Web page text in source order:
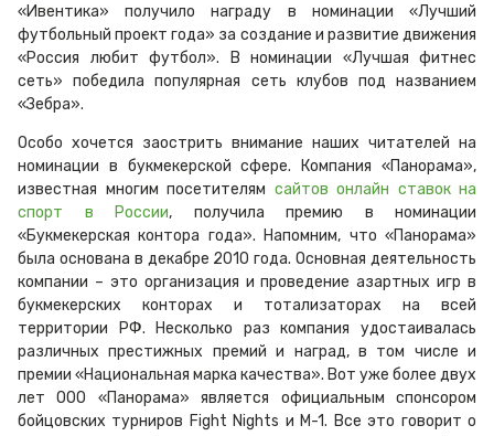
«Ивентика» получило награду в номинации «Лучший
футбольный проект года» за создание и развитие движения
«Россия любит футбол». В номинации «Лучшая фитнес
сеть» победила популярная сеть клубов под названием
«Зебра».
Особо хочется заострить внимание наших читателей на
номинации в букмекерской сфере. Компания «Панорама»,
известная многим посетителям сайтов онлайн ставок на
спорт в России, получила премию в номинации
«Букмекерская контора года». Напомним, что «Панорама»
была основана в декабре 2010 года. Основная деятельность
компании – это организация и проведение азартных игр в
букмекерских конторах и тотализаторах на всей
территории РФ. Несколько раз компания удостаивалась
различных престижных премий и наград, в том числе и
премии «Национальная марка качества». Вот уже более двух
лет ООО «Панорама» является официальным спонсором
бойцовских турниров Fight Nights и M-1. Все это говорит о